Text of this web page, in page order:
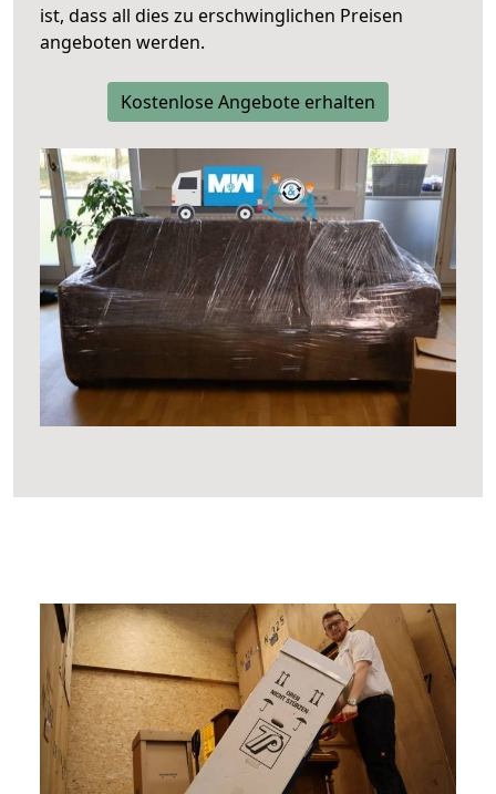
ist, dass all dies zu erschwinglichen Preisen
angeboten werden.
Kostenlose Angebote erhalten